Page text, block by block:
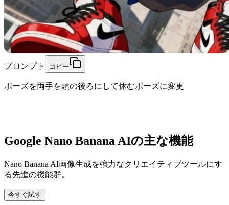
プロンプト コピー
ポーズを両手を頭の後ろにして休むポーズに変更
Google Nano Banana AIの主な機能
Nano Banana AI画像生成を強力なクリエイティブツールにす
る先進の機能群。
今すぐ試す